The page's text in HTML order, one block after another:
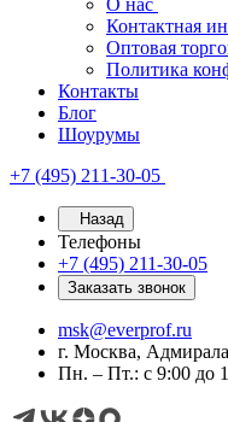
О нас
Контактная
Оптовая
Политика
Контакты
Блог
Шоурумы
+7 (495) 211-30-05
Назад
Телефоны
+7 (495) 211-30-05
Заказать звонок
msk@everprof.ru
г. Москва,
Пн. – Пт.: с 9:00 до